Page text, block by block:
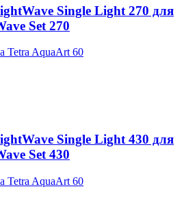
Single Light 270 для
Set 270
Single Light 430 для
Set 430